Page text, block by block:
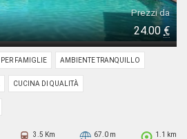
Prezzi da
24.00 €
PER FAMIGLIE AMBIENTE TRANQUILLO
CUCINA DI QUALITÀ
1.1 km
67.0 m
3.5 Km